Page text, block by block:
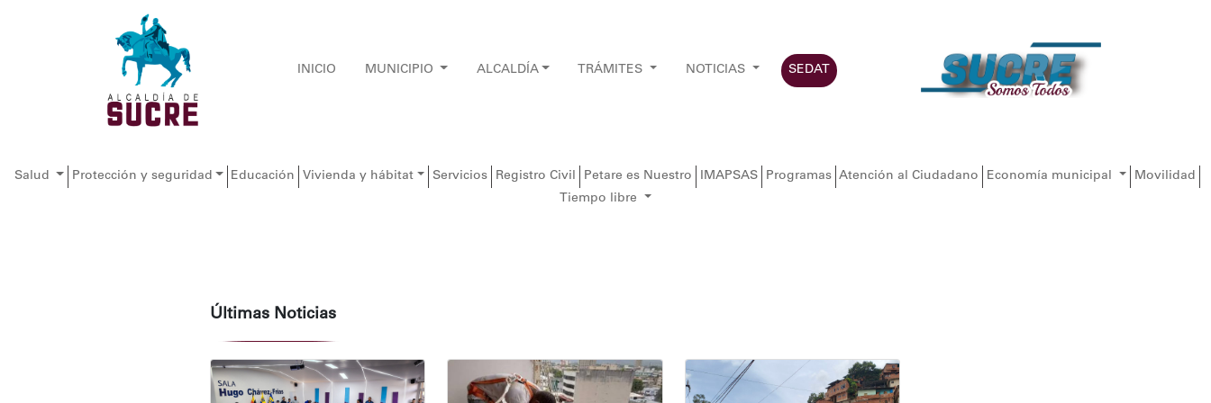
INICIO MUNICIPIO ALCALDÍA TRÁMITES NOTICIAS SEDAT
Salud Protección y seguridad Educación Vivienda y hábitat Servicios Registro Civil Petare es Nuestro IMAPSAS Programas Atención al Ciudadano Economía municipal
Movilidad
Tiempo libre
Últimas Noticias